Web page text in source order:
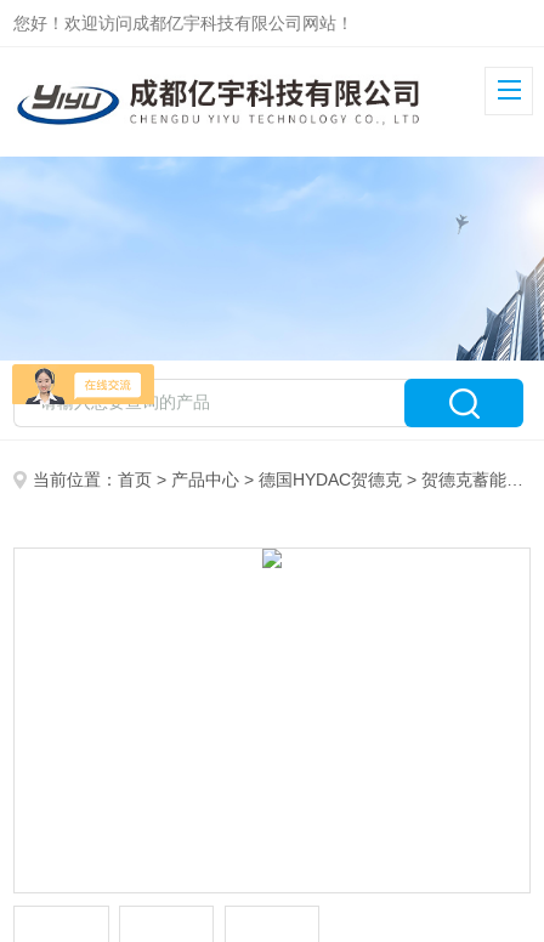
您好！欢迎访问成都亿宇科技有限公司网站！
当前位置：首页 > 产品中心 >德国HYDAC贺德克 >贺德克蓄能器SB330